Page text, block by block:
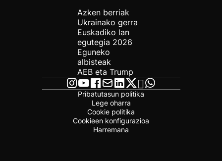
Azken berriak
Ukrainako gerra
Euskadiko lan
egutegia 2026
Eguneko
albisteak
AEB eta Trump
Pribatutasun politika
Lege oharra
Cookie politika
Cookieen konfigurazioa
Harremana